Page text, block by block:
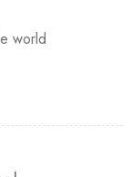
world